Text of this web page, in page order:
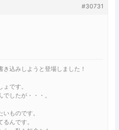
#30731
込みしようと登場しました！
です。
したが・・・。
ものです。
んです。